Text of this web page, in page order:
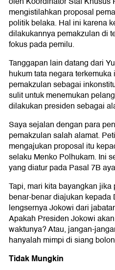
mengistilahkan proposal
politik belaka. Hal ini karena
dilakukannya pemakzulan di
fokus pada pemilu.
Tanggapan lain datang dari
hukum tata negara
pemakzulan sebagai
sulit untuk menemukan
dilakukan presiden sebagai
Saya sejalan dengan para
pemakzulan salah alamat.
mengajukan proposal itu
selaku Menko Polhukam. Ini
yang diatur pada Pasal 7B
Tapi, mari kita bayangkan
benar-benar diajukan
lengsernya Jokowi dari
Apakah Presiden Jokowi
waktunya? Atau, jangan-
hanyalah mimpi di siang
Tidak Mungkin